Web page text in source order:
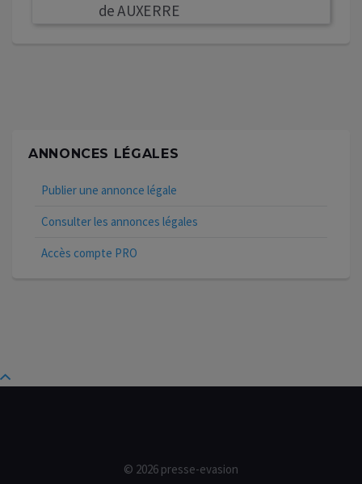
de AUXERRE
ANNONCES LÉGALES
Publier une annonce légale
Consulter les annonces légales
Accès compte PRO
© 2026 presse-evasion